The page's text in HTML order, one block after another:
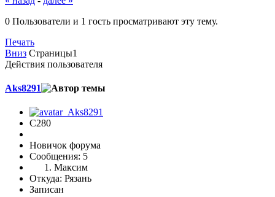
0 Пользователи и 1 гость просматривают эту тему.
Печать
Вниз Страницы1
Действия пользователя
Aks8291
С280
Новичок форума
Сообщения: 5
Максим
Откуда: Рязань
Записан